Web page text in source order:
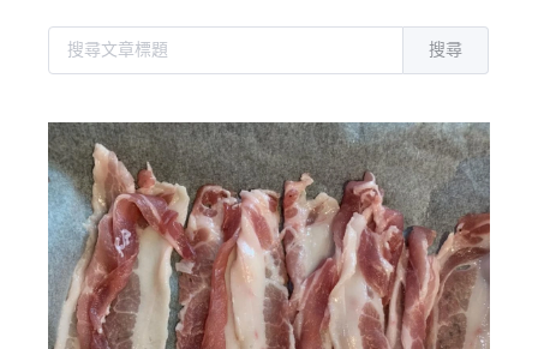
搜尋